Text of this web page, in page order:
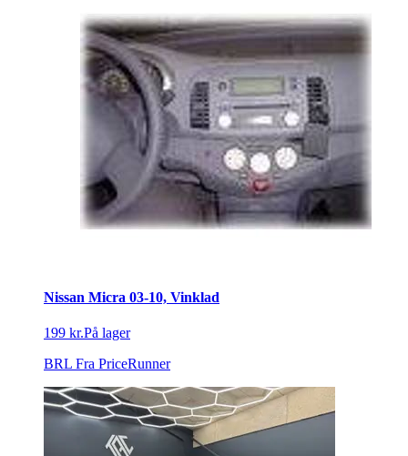
Nissan Micra 03-10, Vinklad
199 kr.På lager
BRL Fra PriceRunner